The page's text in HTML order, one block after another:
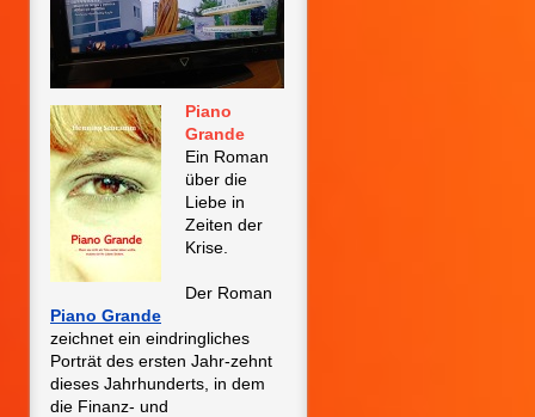
Piano
Grande
Ein Roman
über die
Liebe in
Zeiten der
Krise.
Der Roman
Piano Grande
zeichnet ein eindringliches
Porträt des ersten Jahr-zehnt
dieses Jahrhunderts, in dem
die Finanz- und